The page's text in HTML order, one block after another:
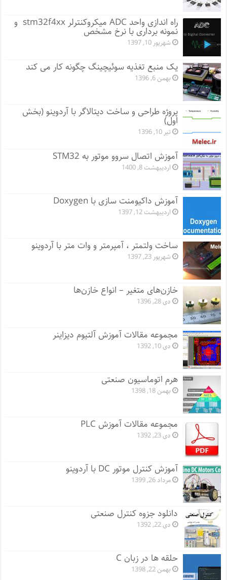
راه اندازی واحد ADC میکروکنترلر stm32f4xx و
نمونه برداری با نرخ مشخص
شهریور 10, 1397
یک منبع تغذیه سوئیچینگ چگونه کار می کند
بهمن 6, 1396
پروژه طراحی و ساخت دیتالاگر با آردوینو (بخش
اول)
تیر 10, 1396
آموزش اتصال سروو موتور به STM32
اردیبهشت 8, 1400
آموزش داکیومنت سازی با Doxygen
اردیبهشت 12, 1397
ساخت ولتمتر ، آمپرمتر و وات متر با آردوینو
شهریور 23, 1397
خازن‌های متغیر – انواع خازن‌ها
دی 28, 1396
مجموعه مقالات آموزش آلتیوم دیزاینر
دی 10, 1392
هرم اتوماسیون صنعتی
بهمن 18, 1398
مجموعه مقالات آموزش PLC
دی 23, 1392
آموزش کنترل موتور DC با آردوینو
مرداد 26, 1399
دانلود جزوه کنترل صنعتی
دی 22, 1392
حلقه ها در زبان C
بهمن 22, 1398